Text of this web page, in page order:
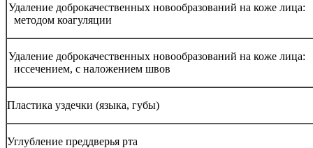
Удаление доброкачественных новообразований на коже лица:
методом коагуляции
Удаление доброкачественных новообразований на коже лица:
иссечением, с наложением швов
Пластика уздечки (языка, губы)
Углубление преддверья рта